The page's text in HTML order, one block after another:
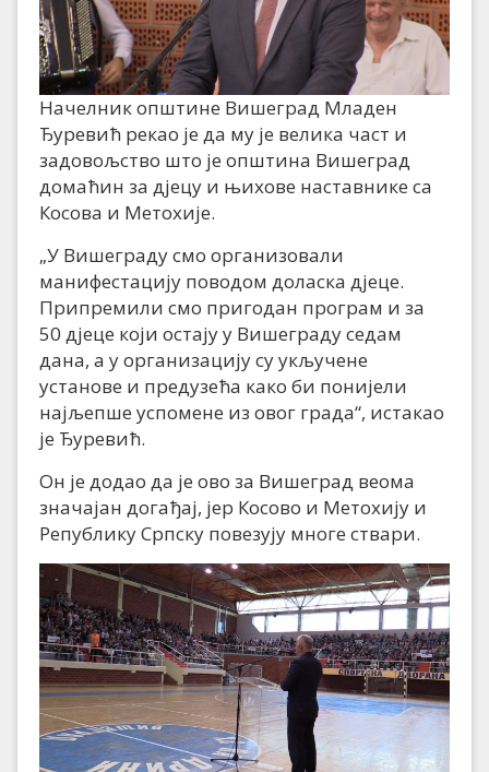
Начелник општине Вишеград Младен
Ђуревић рекао је да му је велика част и
задовољство што је општина Вишеград
домаћин за дјецу и њихове наставнике са
Косова и Метохије.
„У Вишеграду смо организовали
манифестацију поводом доласка дјеце.
Припремили смо пригодан програм и за
50 дјеце који остају у Вишеграду седам
дана, а у организацију су укључене
установе и предузећа како би понијели
најљепше успомене из овог града“, истакао
је Ђуревић.
Он је додао да је ово за Вишеград веома
значајан догађај, јер Косово и Метохију и
Републику Српску повезују многе ствари.